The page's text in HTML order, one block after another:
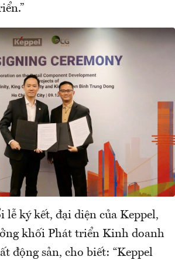
lễ ký kết, đại diện của Keppel,
khối Phát triển Kinh doanh
động sản, cho biết: “Keppel